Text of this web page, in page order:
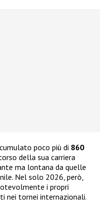
poco più di 860
della sua carriera
ma lontana da quelle
Nel solo 2026, però,
i propri
nei tornei internazionali.